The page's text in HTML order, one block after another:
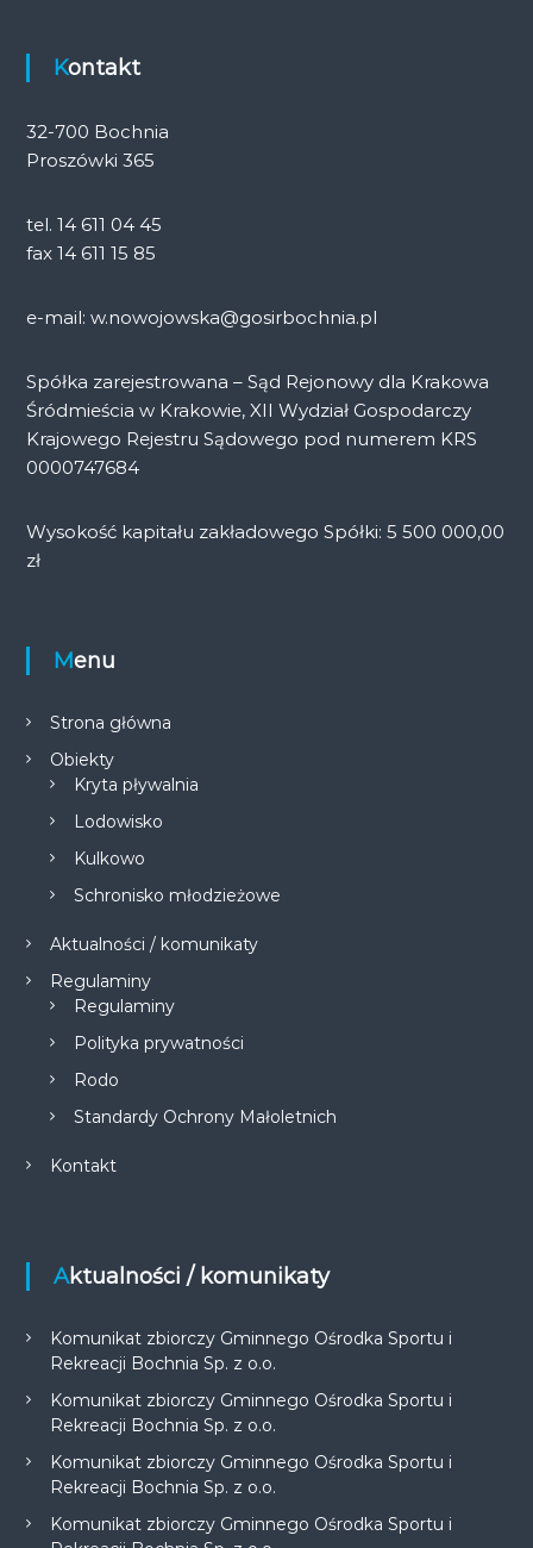
Kontakt
32-700 Bochnia
Proszówki 365
tel. 14 611 04 45
fax 14 611 15 85
e-mail: w.nowojowska@gosirbochnia.pl
Spółka zarejestrowana – Sąd Rejonowy dla Krakowa
Śródmieścia w Krakowie, XII Wydział Gospodarczy
Krajowego Rejestru Sądowego pod numerem KRS
0000747684
Wysokość kapitału zakładowego Spółki: 5 500 000,00
zł
Menu
Strona główna
Obiekty
Kryta pływalnia
Lodowisko
Kulkowo
Schronisko młodzieżowe
Aktualności / komunikaty
Regulaminy
Regulaminy
Polityka prywatności
Rodo
Standardy Ochrony Małoletnich
Kontakt
Aktualności / komunikaty
Komunikat zbiorczy Gminnego Ośrodka Sportu i
Rekreacji Bochnia Sp. z o.o.
Komunikat zbiorczy Gminnego Ośrodka Sportu i
Rekreacji Bochnia Sp. z o.o.
Komunikat zbiorczy Gminnego Ośrodka Sportu i
Rekreacji Bochnia Sp. z o.o.
Komunikat zbiorczy Gminnego Ośrodka Sportu i